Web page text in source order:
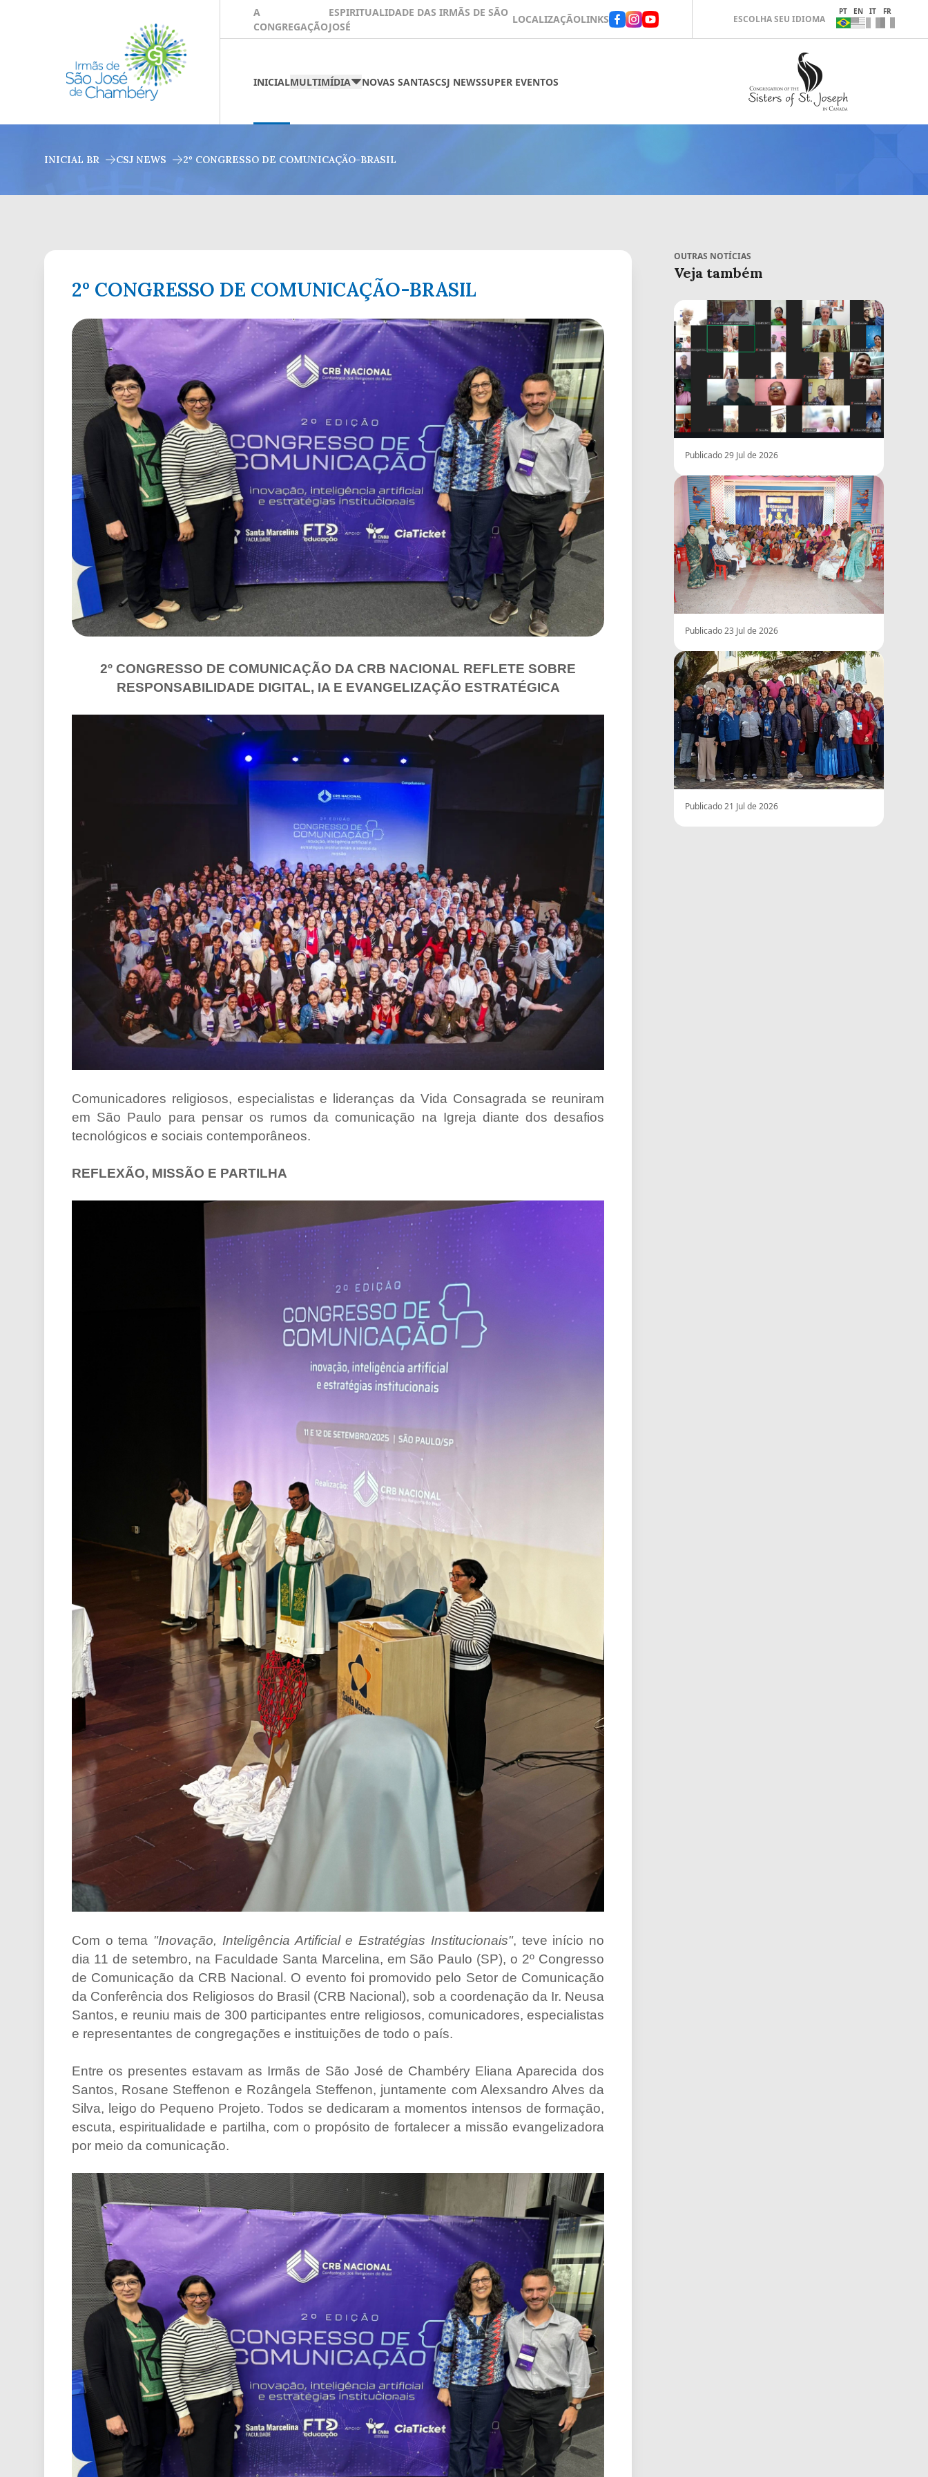
A
CONGREGAÇÃO
ESPIRITUALIDADE DAS IRMÃS DE SÃO
JOSÉ
LOCALIZAÇÃOLINKS ESCOLHA SEU IDIOMA
PT EN IT FR
INICIALMULTIMÍDIA NOVAS SANTASCSJ NEWSSUPER EVENTOS
INICIAL BR CSJ NEWS 2º CONGRESSO DE COMUNICAÇÃO-BRASIL
2º CONGRESSO DE COMUNICAÇÃO-BRASIL
2º CONGRESSO DE COMUNICAÇÃO DA CRB NACIONAL REFLETE SOBRE
RESPONSABILIDADE DIGITAL, IA E EVANGELIZAÇÃO ESTRATÉGICA
Comunicadores religiosos, especialistas e lideranças da Vida Consagrada se reuniram
em São Paulo para pensar os rumos da comunicação na Igreja diante dos desafios
tecnológicos e sociais contemporâneos.
REFLEXÃO, MISSÃO E PARTILHA
Com o tema "Inovação, Inteligência Artificial e Estratégias Institucionais", teve início no
dia 11 de setembro, na Faculdade Santa Marcelina, em São Paulo (SP), o 2º Congresso
de Comunicação da CRB Nacional. O evento foi promovido pelo Setor de Comunicação
da Conferência dos Religiosos do Brasil (CRB Nacional), sob a coordenação da Ir. Neusa
Santos, e reuniu mais de 300 participantes entre religiosos, comunicadores, especialistas
e representantes de congregações e instituições de todo o país.
Entre os presentes estavam as Irmãs de São José de Chambéry Eliana Aparecida dos
Santos, Rosane Steffenon e Rozângela Steffenon, juntamente com Alexsandro Alves da
Silva, leigo do Pequeno Projeto. Todos se dedicaram a momentos intensos de formação,
escuta, espiritualidade e partilha, com o propósito de fortalecer a missão evangelizadora
por meio da comunicação.
OUTRAS NOTÍCIAS
Veja também
Publicado 29 Jul de 2026
Publicado 23 Jul de 2026
Publicado 21 Jul de 2026